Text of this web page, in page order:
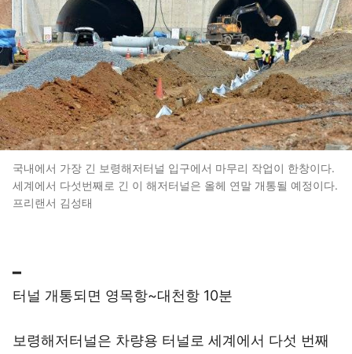
국내에서 가장 긴 보령해저터널 입구에서 마무리 작업이 한창이다.
세계에서 다섯번째로 긴 이 해저터널은 올헤 연말 개통될 예정이다.
프리랜서 김성태
━
터널 개통되면 영목항~대천항 10분
보령해저터널은 차량용 터널로 세계에서 다섯 번째